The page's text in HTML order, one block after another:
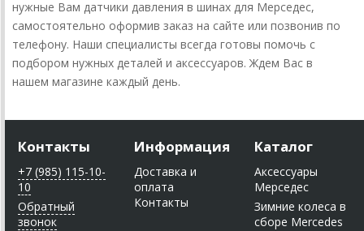
нужные Вам датчики давления в шинах для Мерседес,
самостоятельно оформив заказ на сайте или позвонив по
телефону. Наши специалисты всегда готовы помочь с
подбором нужных деталей и аксессуаров. Ждем Вас в
нашем магазине каждый день.
Контакты
+7 (985) 115-10-
10
Обратный
звонок
Информация
Доставка и
оплата
Контакты
Каталог
Аксессуары
Мерседес
Зимние колеса в
сборе Mercedes